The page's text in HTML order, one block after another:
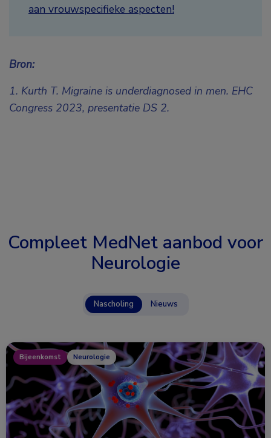
aan vrouwspecifieke aspecten!
Bron:
1. Kurth T. Migraine is underdiagnosed in men. EHC
Congress 2023, presentatie DS 2.
Compleet MedNet aanbod voor
Neurologie
Nascholing Nieuws
Bijeenkomst Neurologie